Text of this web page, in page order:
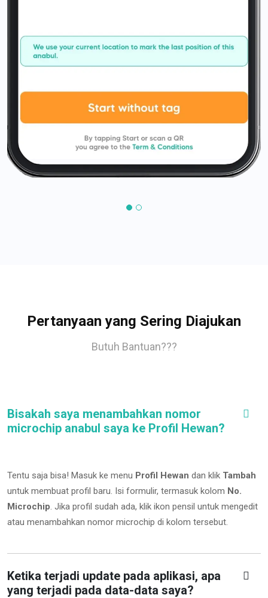
Pertanyaan yang Sering Diajukan
Butuh Bantuan???
Bisakah saya menambahkan nomor
microchip anabul saya ke Profil Hewan?
Tentu saja bisa! Masuk ke menu Profil Hewan dan klik Tambah
untuk membuat profil baru. Isi formulir, termasuk kolom No.
Microchip. Jika profil sudah ada, klik ikon pensil untuk mengedit
atau menambahkan nomor microchip di kolom tersebut.
Ketika terjadi update pada aplikasi, apa
yang terjadi pada data-data saya?